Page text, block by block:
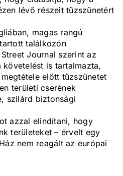
lévő részeit tűzszünetért
magas rangú
találkozón
Journal szerint az
is tartalmazta,
előtt tűzszünetet
területi cserének
szilárd biztonsági
azzal elindítani, hogy
területeket – érvelt egy
nem reagált az európai